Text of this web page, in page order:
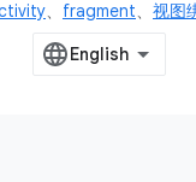
、 fragment、 视图
能的简单应用：